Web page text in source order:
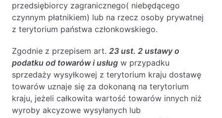
przedsiębiorcy zagranicznego( niebędącego
czynnym płatnikiem) lub na rzecz osoby prywatnej
z terytorium państwa członkowskiego.
Zgodnie z przepisem art. 23 ust. 2 ustawy o
podatku od towarów i usług w przypadku
sprzedaży wysyłkowej z terytorium kraju dostawę
towarów uznaje się za dokonaną na terytorium
kraju, jeżeli całkowita wartość towarów innych niż
wyroby akcyzowe wysyłanych lub